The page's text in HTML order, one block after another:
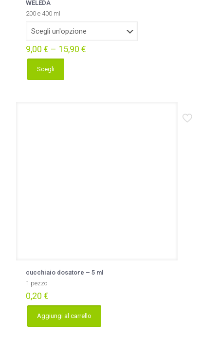
WELEDA
200 e 400 ml
9,00 € – 15,90 €
Scegli
Questo
prodotto
cucchiaio dosatore – 5 ml
1 pezzo
0,20 €
Aggiungi al carrello